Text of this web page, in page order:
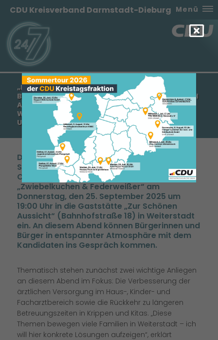
CDU Kreisverband Darmstadt-Dieburg Menü
FEDERWEISSER & ZWIEBELKUCHEN“ MIT B
ÜRGERMEISTERKANDIDAT SEBASTIAN SEHLBACH A
LS „AUFTAKT IN DIE LETZTEN 71 W
AHLKAMPFSTUNDEN“ AM 25. SEPTEMBER 2025 U
M 19:00 UHR
Drei Tage vor der Bürgermeisterwahl und 71
Stunden vor Schließung der Wahllokale lädt
CDU-Kandidat Sebastian Sehlbach zu
Zwiebelkuchen & Federweißer“ am
Donnerstag, den 25. September 2025 um
19:00 Uhr in die Gaststätte „Zur Schönen
Aussicht“ (Bahnhofstraße 18) in Weiterstadt
ein. An diesem Abend können Bürgerinnen und
Bürger in entspannter Atmosphäre mit dem
Kandidaten ins Gespräch kommen.
Thematisch stehen zunächst zwei wichtige Anliegen
an diesem Abend im Fokus: Die Verbesserung der
ärztlichen Versorgung im Haus-, Kinder- und
Facharztbereich sowie die Rückkehr zu längeren
Betreuungszeiten in Krippen und Kitas. „Diese
Themen bewegen viele Familien in Weiterstadt – ich
will hier konkrete Lösungen aufzeigen“, erklärt